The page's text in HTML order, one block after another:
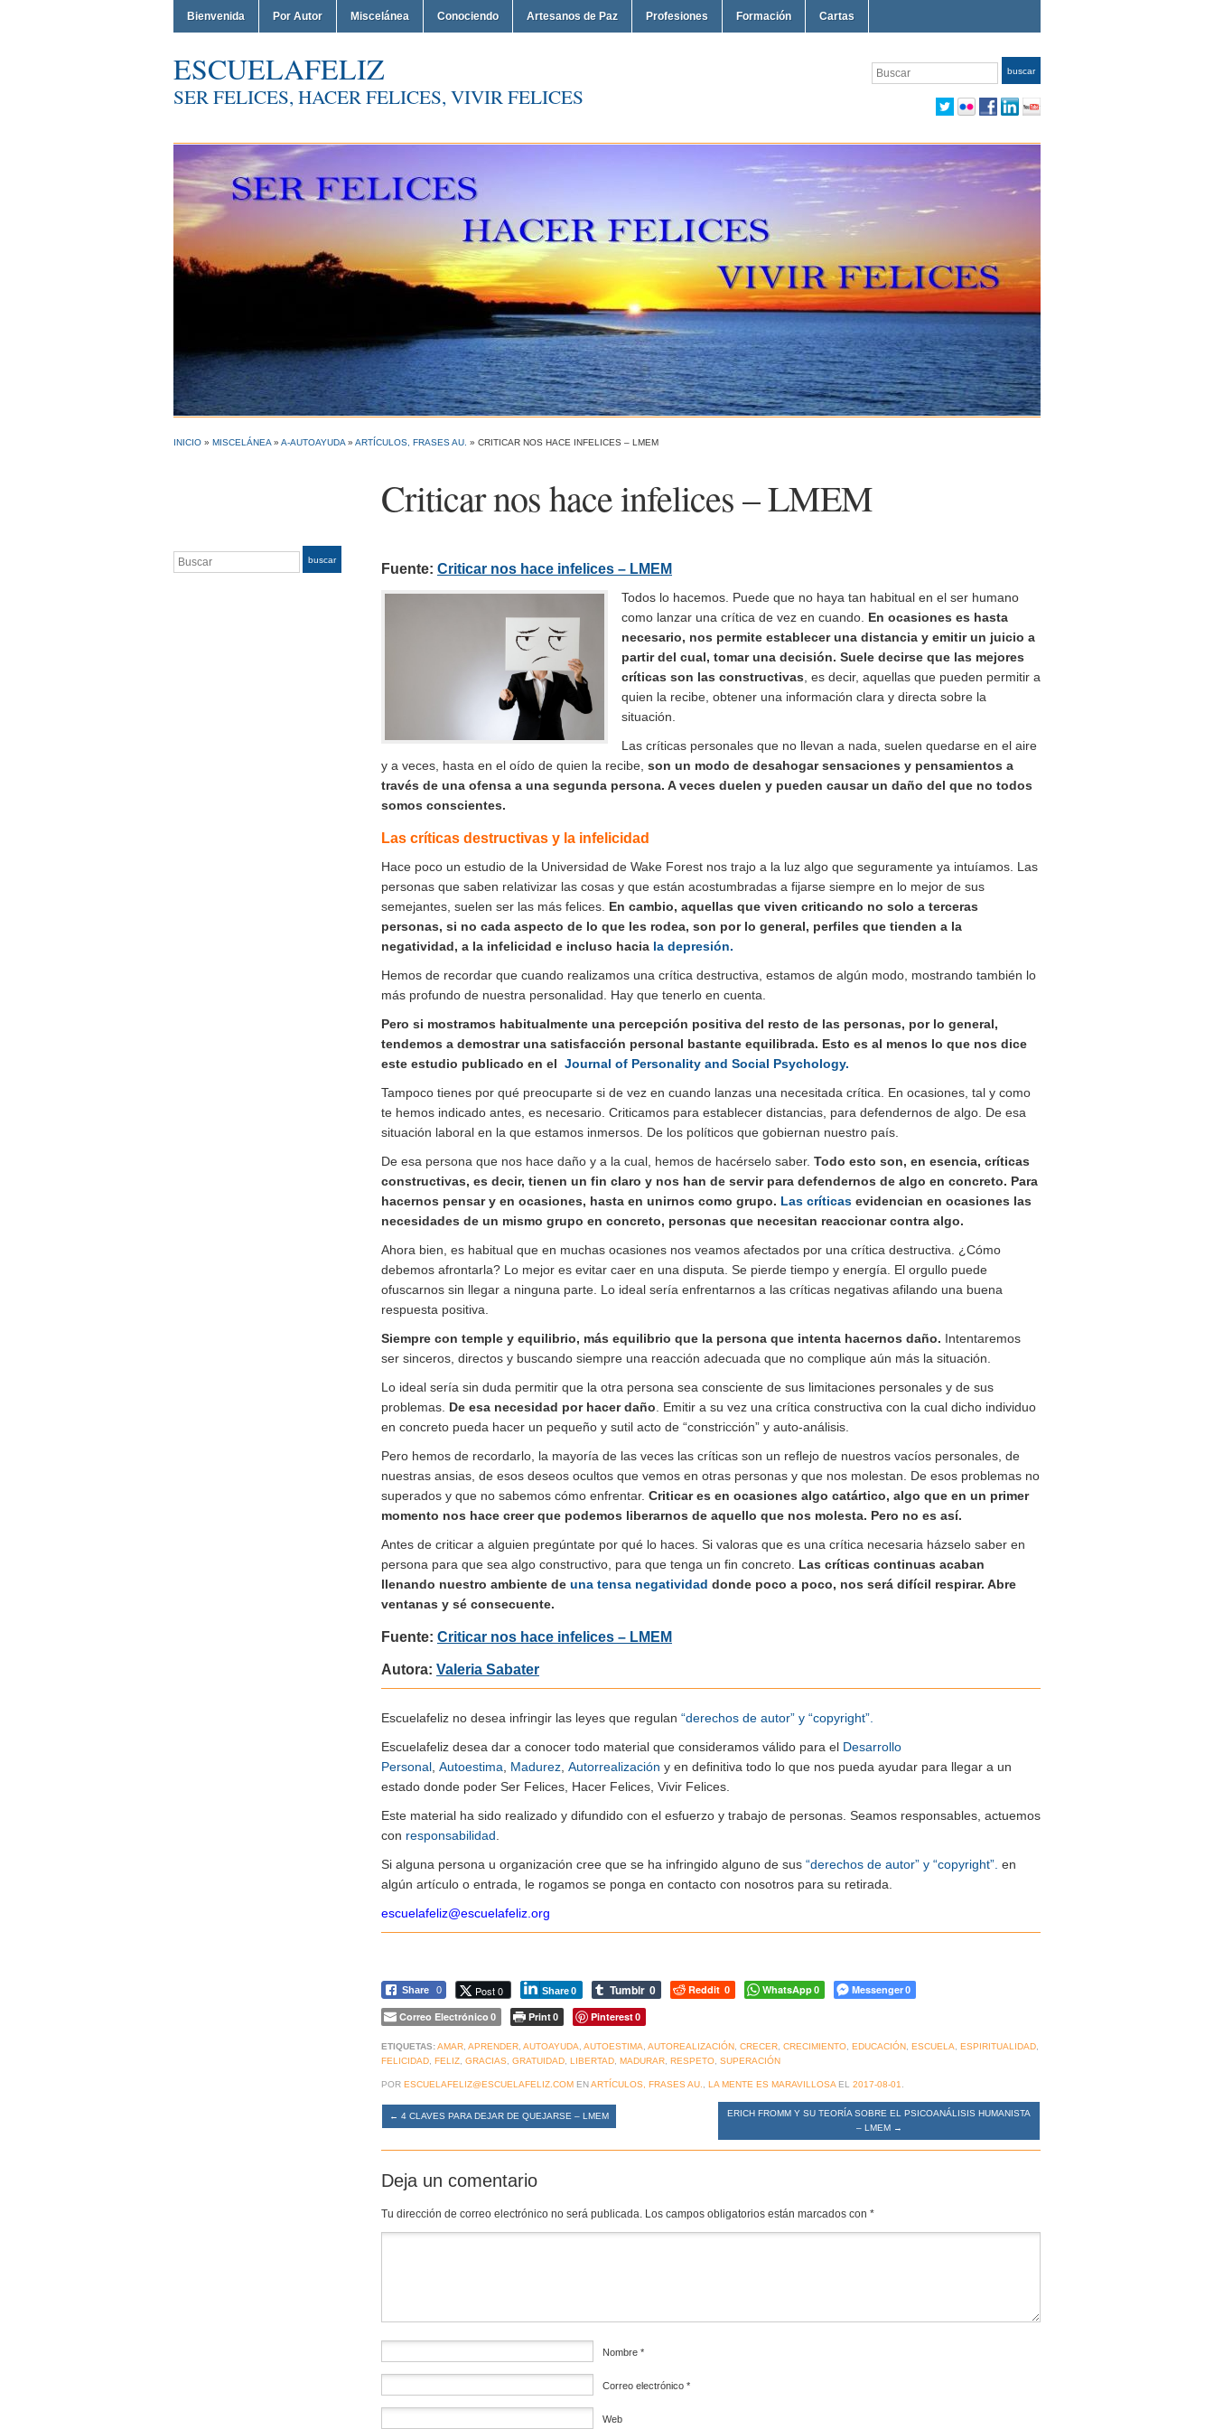
Bienvenida Por Autor Miscelánea Conociendo Artesanos de Paz Profesiones Formación Cartas
ESCUELAFELIZ
SER FELICES, HACER FELICES, VIVIR FELICES
Buscar buscar
INICIO » MISCELÁNEA » A-AUTOAYUDA » ARTÍCULOS, FRASES AU. » CRITICAR NOS HACE INFELICES – LMEM
Criticar nos hace infelices – LMEM
Buscar buscar
Fuente: Criticar nos hace infelices – LMEM
Todos lo hacemos. Puede que no haya tan habitual en el ser humano
como lanzar una crítica de vez en cuando. En ocasiones es hasta
necesario, nos permite establecer una distancia y emitir un juicio a
partir del cual, tomar una decisión. Suele decirse que las mejores
críticas son las constructivas , es decir, aquellas que pueden permitir a
quien la recibe, obtener una información clara y directa sobre la
situación.
Las críticas personales que no llevan a nada, suelen quedarse en el aire
y a veces, hasta en el oído de quien la recibe, son un modo de desahogar sensaciones y pensamientos a
través de una ofensa a una segunda persona. A veces duelen y pueden causar un daño del que no todos
somos conscientes.
Las críticas destructivas y la infelicidad
Hace poco un estudio de la Universidad de Wake Forest nos trajo a la luz algo que seguramente ya intuíamos. Las
personas que saben relativizar las cosas y que están acostumbradas a fijarse siempre en lo mejor de sus
semejantes, suelen ser las más felices. En cambio, aquellas que viven criticando no solo a terceras
personas, si no cada aspecto de lo que les rodea, son por lo general, perfiles que tienden a la
negatividad, a la infelicidad e incluso hacia la depresión.
Hemos de recordar que cuando realizamos una crítica destructiva, estamos de algún modo, mostrando también lo
más profundo de nuestra personalidad. Hay que tenerlo en cuenta.
Pero si mostramos habitualmente una percepción positiva del resto de las personas, por lo general,
tendemos a demostrar una satisfacción personal bastante equilibrada. Esto es al menos lo que nos dice
este estudio publicado en el Journal of Personality and Social Psychology.
Tampoco tienes por qué preocuparte si de vez en cuando lanzas una necesitada crítica. En ocasiones, tal y como
te hemos indicado antes, es necesario. Criticamos para establecer distancias, para defendernos de algo. De esa
situación laboral en la que estamos inmersos. De los políticos que gobiernan nuestro país.
De esa persona que nos hace daño y a la cual, hemos de hacérselo saber. Todo esto son, en esencia, críticas
constructivas, es decir, tienen un fin claro y nos han de servir para defendernos de algo en concreto. Para
hacernos pensar y en ocasiones, hasta en unirnos como grupo. Las críticas evidencian en ocasiones las
necesidades de un mismo grupo en concreto, personas que necesitan reaccionar contra algo.
Ahora bien, es habitual que en muchas ocasiones nos veamos afectados por una crítica destructiva. ¿Cómo
debemos afrontarla? Lo mejor es evitar caer en una disputa. Se pierde tiempo y energía. El orgullo puede
ofuscarnos sin llegar a ninguna parte. Lo ideal sería enfrentarnos a las críticas negativas afilando una buena
respuesta positiva.
Siempre con temple y equilibrio, más equilibrio que la persona que intenta hacernos daño. Intentaremos
ser sinceros, directos y buscando siempre una reacción adecuada que no complique aún más la situación.
Lo ideal sería sin duda permitir que la otra persona sea consciente de sus limitaciones personales y de sus
problemas. De esa necesidad por hacer daño . Emitir a su vez una crítica constructiva con la cual dicho individuo
en concreto pueda hacer un pequeño y sutil acto de “constricción” y auto-análisis.
Pero hemos de recordarlo, la mayoría de las veces las críticas son un reflejo de nuestros vacíos personales, de
nuestras ansias, de esos deseos ocultos que vemos en otras personas y que nos molestan. De esos problemas no
superados y que no sabemos cómo enfrentar. Criticar es en ocasiones algo catártico, algo que en un primer
momento nos hace creer que podemos liberarnos de aquello que nos molesta. Pero no es así.
Antes de criticar a alguien pregúntate por qué lo haces. Si valoras que es una crítica necesaria házselo saber en
persona para que sea algo constructivo, para que tenga un fin concreto. Las críticas continuas acaban
llenando nuestro ambiente de una tensa negatividad donde poco a poco, nos será difícil respirar. Abre
ventanas y sé consecuente.
Fuente: Criticar nos hace infelices – LMEM
Autora: Valeria Sabater
Escuelafeliz no desea infringir las leyes que regulan “derechos de autor” y “copyright”.
Escuelafeliz desea dar a conocer todo material que consideramos válido para el Desarrollo
Personal Autoestima Madurez Autorrealización y en definitiva todo lo que nos pueda ayudar para llegar a un
estado donde poder Ser Felices, Hacer Felices, Vivir Felices.
Este material ha sido realizado y difundido con el esfuerzo y trabajo de personas. Seamos responsables, actuemos
con responsabilidad
Si alguna persona u organización cree que se ha infringido alguno de sus “derechos de autor” y “copyright”. en
algún artículo o entrada, le rogamos se ponga en contacto con nosotros para su retirada.
escuelafeliz@escuelafeliz.org
Share 0 Post 0 Share0 Tumblr 0 Reddit 0 WhatsApp0 Messenger0
Correo Electrónico 0 Print0 Pinterest0
ETIQUETAS:AMAR APRENDER AUTOAYUDA AUTOESTIMA AUTOREALIZACIÓN CRECER CRECIMIENTO EDUCACIÓN ESCUELA ESPIRITUALIDAD
FELICIDAD FELIZ GRACIAS GRATUIDAD LIBERTAD MADURAR RESPETO SUPERACIÓN
POR ESCUELAFELIZ@ESCUELAFELIZ.COM ENARTÍCULOS, FRASES AU. LA MENTE ES MARAVILLOSA EL 2017-08-01
← 4 CLAVES PARA DEJAR DE QUEJARSE – LMEM
ERICH FROMM Y SU TEORÍA SOBRE EL PSICOANÁLISIS HUMANISTA
– LMEM →
Deja un comentario
Tu dirección de correo electrónico no será publicada. Los campos obligatorios están marcados con *
Nombre *
Correo electrónico *
Web